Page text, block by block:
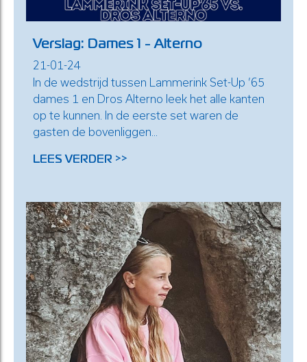
Verslag: Dames 1 - Alterno
21-01-24
In de wedstrijd tussen Lammerink Set-Up ’65
dames 1 en Dros Alterno leek het alle kanten
op te kunnen. In de eerste set waren de
gasten de bovenliggen...
LEES VERDER >>